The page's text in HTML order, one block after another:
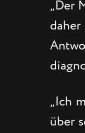
„Der
„Ich
über